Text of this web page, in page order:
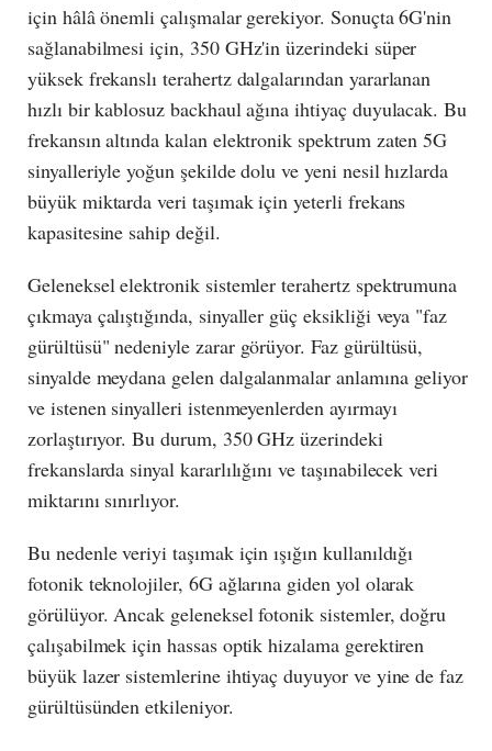
için hâlâ önemli çalışmalar gerekiyor. Sonuçta 6G'nin
sağlanabilmesi için, 350 GHz'in üzerindeki süper
yüksek frekanslı terahertz dalgalarından yararlanan
hızlı bir kablosuz backhaul ağına ihtiyaç duyulacak. Bu
frekansın altında kalan elektronik spektrum zaten 5G
sinyalleriyle yoğun şekilde dolu ve yeni nesil hızlarda
büyük miktarda veri taşımak için yeterli frekans
kapasitesine sahip değil.
Geleneksel elektronik sistemler terahertz spektrumuna
çıkmaya çalıştığında, sinyaller güç eksikliği veya "faz
gürültüsü" nedeniyle zarar görüyor. Faz gürültüsü,
sinyalde meydana gelen dalgalanmalar anlamına geliyor
ve istenen sinyalleri istenmeyenlerden ayırmayı
zorlaştırıyor. Bu durum, 350 GHz üzerindeki
frekanslarda sinyal kararlılığını ve taşınabilecek veri
miktarını sınırlıyor.
Bu nedenle veriyi taşımak için ışığın kullanıldığı
fotonik teknolojiler, 6G ağlarına giden yol olarak
görülüyor. Ancak geleneksel fotonik sistemler, doğru
çalışabilmek için hassas optik hizalama gerektiren
büyük lazer sistemlerine ihtiyaç duyuyor ve yine de faz
gürültüsünden etkileniyor.